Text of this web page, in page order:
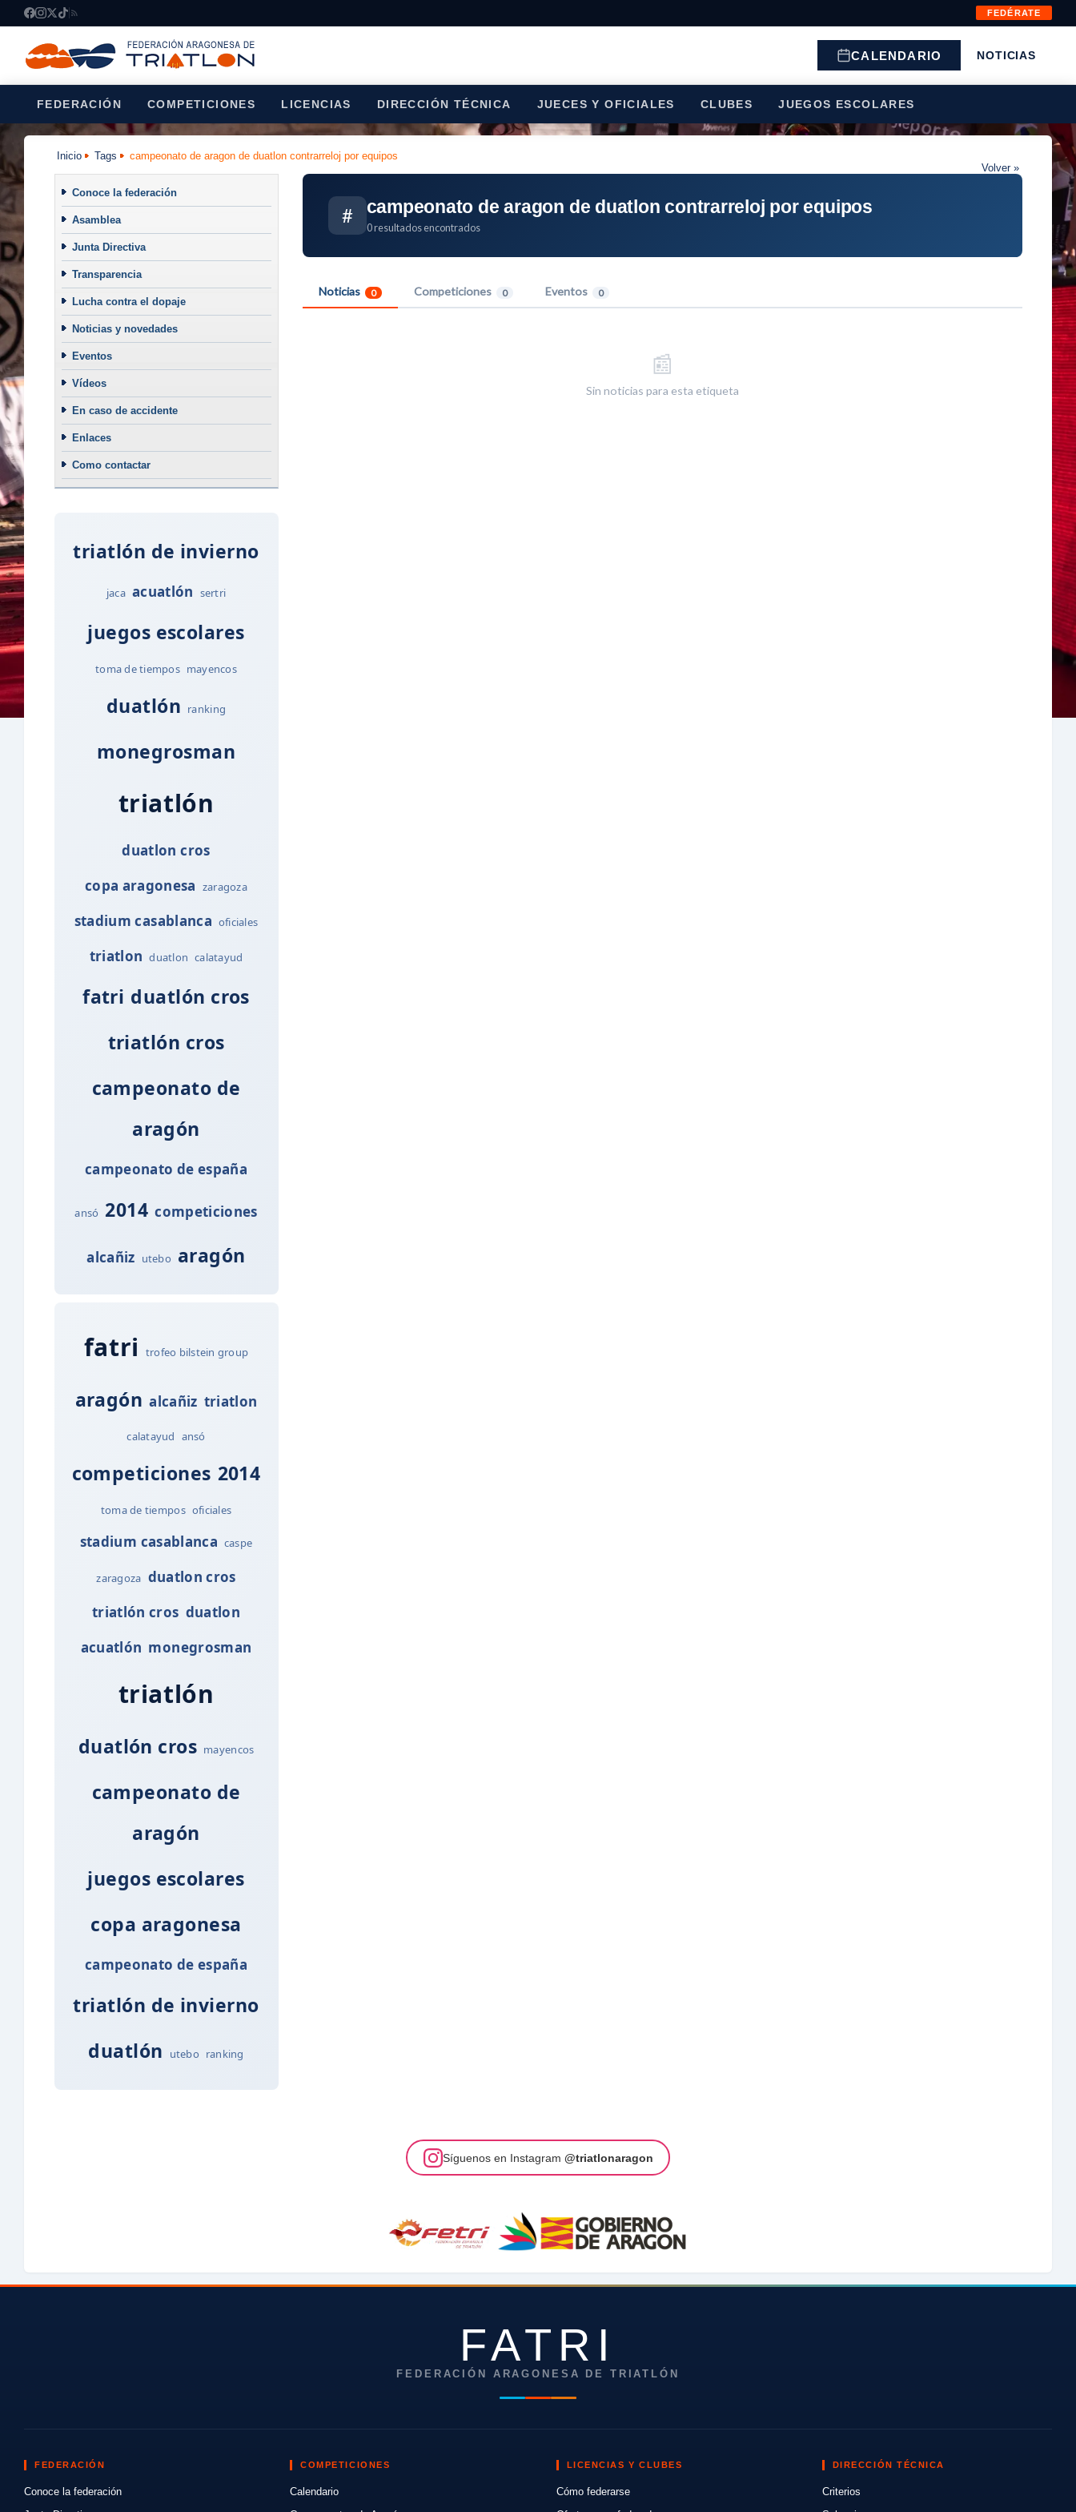
FEDÉRATE
CALENDARIO NOTICIAS
FEDERACIÓN COMPETICIONES LICENCIAS DIRECCIÓN TÉCNICA JUECES Y OFICIALES CLUBES JUEGOS ESCOLARES
Inicio Tags
campeonato de aragon de duatlon contrarreloj por equipos
Volver »
Conoce la federación
Asamblea
Junta Directiva
Transparencia
Lucha contra el dopaje
Noticias y novedades
Eventos
Vídeos
En caso de accidente
Enlaces
Como contactar
triatlón de invierno
jaca acuatlón sertri
juegos escolares
toma de tiempos mayencos
duatlón ranking
monegrosman
triatlón
duatlon cros
copa aragonesa zaragoza
stadium casablanca oficiales
triatlon duatlon calatayud
fatri duatlón cros
triatlón cros
campeonato de
aragón
campeonato de españa
ansó 2014 competiciones
alcañiz utebo aragón
fatri trofeo bilstein group
aragón alcañiz triatlon
calatayud ansó
competiciones 2014
toma de tiempos oficiales
stadium casablanca caspe
zaragoza duatlon cros
triatlón cros duatlon
acuatlón monegrosman
triatlón
duatlón cros mayencos
campeonato de
aragón
juegos escolares
copa aragonesa
campeonato de españa
triatlón de invierno
duatlón
utebo ranking
# campeonato de aragon de duatlon contrarreloj por equipos
0 resultados encontrados
Noticias 0 Competiciones 0 Eventos 0
📰
Sin noticias para esta etiqueta
Síguenos en Instagram @triatlonaragon
FATRI
FEDERACIÓN ARAGONESA DE TRIATLÓN
FEDERACIÓN
Conoce la federación
COMPETICIONES
Calendario
LICENCIAS Y CLUBES
Cómo federarse
DIRECCIÓN TÉCNICA
Criterios